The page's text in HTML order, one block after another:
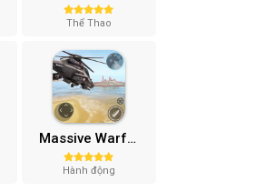
Thể Thao
Massive Warfare: Tăng chiến Mod APK v1.81.432
Hành động